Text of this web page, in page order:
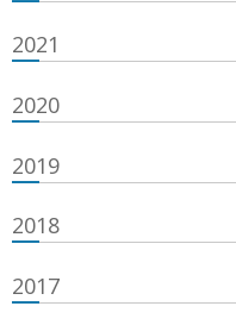
2021
2020
2019
2018
2017